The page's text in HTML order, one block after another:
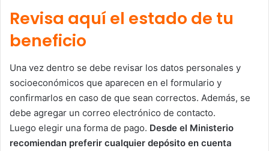
Revisa aquí el estado de tu
beneficio
Una vez dentro se debe revisar los datos personales y
socioeconómicos que aparecen en el formulario y
confirmarlos en caso de que sean correctos. Además, se
debe agregar un correo electrónico de contacto.
Luego elegir una forma de pago. Desde el Ministerio
recomiendan preferir cualquier depósito en cuenta